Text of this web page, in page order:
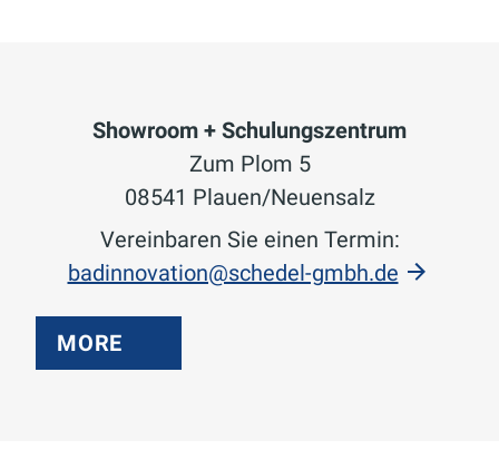
Showroom + Schulungszentrum
Zum Plom 5
08541 Plauen/Neuensalz
Vereinbaren Sie einen Termin:
badinnovation@schedel-gmbh.de
MORE